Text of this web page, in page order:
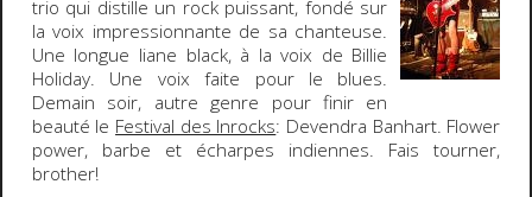
trio qui distille un rock puissant, fondé sur
la voix impressionnante de sa chanteuse.
Une longue liane black, à la voix de Billie
Holiday. Une voix faite pour le blues.
Demain soir, autre genre pour finir en
beauté le Festival des Inrocks: Devendra Banhart. Flower
power, barbe et écharpes indiennes. Fais tourner,
brother!